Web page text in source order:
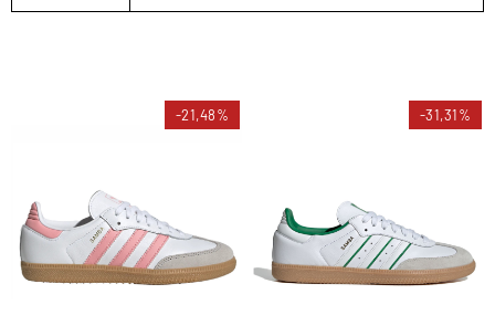
-21,48% -31,31%